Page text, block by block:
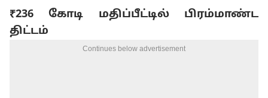
₹236 கோடி மதிப்பீட்டில் பிரம்மாண்ட
திட்டம்
Continues below advertisement